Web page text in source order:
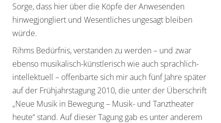
Sorge, dass hier über die Köpfe der Anwesenden
hinwegjongliert und Wesentliches ungesagt bleiben
würde.
Rihms Bedürfnis, verstanden zu werden – und zwar
ebenso musikalisch-künstlerisch wie auch sprachlich-
intellektuell – offenbarte sich mir auch fünf Jahre später
auf der Frühjahrstagung 2010, die unter der Überschrift
„Neue Musik in Bewegung – Musik- und Tanztheater
heute“ stand. Auf dieser Tagung gab es unter anderem